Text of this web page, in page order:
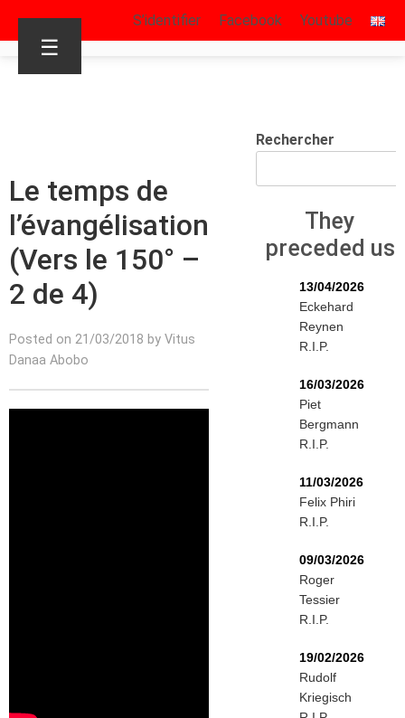
S’identifier Facebook Youtube
☰
Le temps de
l’évangélisation
(Vers le 150° –
2 de 4)
Posted on 21/03/2018 by Vitus
Danaa Abobo
Rechercher
They
preceded us
13/04/2026
Eckehard
Reynen
R.I.P.
16/03/2026
Piet
Bergmann
R.I.P.
11/03/2026
Felix Phiri
R.I.P.
09/03/2026
Roger
Tessier
R.I.P.
19/02/2026
Rudolf
Kriegisch